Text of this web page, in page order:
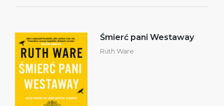
Śmierć pani Westaway
Ruth Ware